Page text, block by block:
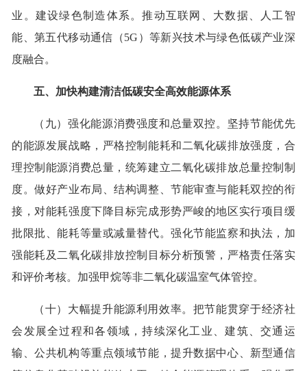
业。建设绿色制造体系。推动互联网、大数据、人工智
能、第五代移动通信（5G）等新兴技术与绿色低碳产业深
度融合。
五、加快构建清洁低碳安全高效能源体系
（九）强化能源消费强度和总量双控。坚持节能优先
的能源发展战略，严格控制能耗和二氧化碳排放强度，合
理控制能源消费总量，统筹建立二氧化碳排放总量控制制
度。做好产业布局、结构调整、节能审查与能耗双控的衔
接，对能耗强度下降目标完成形势严峻的地区实行项目缓
批限批、能耗等量或减量替代。强化节能监察和执法，加
强能耗及二氧化碳排放控制目标分析预警，严格责任落实
和评价考核。加强甲烷等非二氧化碳温室气体管控。
（十）大幅提升能源利用效率。把节能贯穿于经济社
会发展全过程和各领域，持续深化工业、建筑、交通运
输、公共机构等重点领域节能，提升数据中心、新型通信